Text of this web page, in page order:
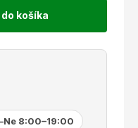
košíka
8:00–19:00